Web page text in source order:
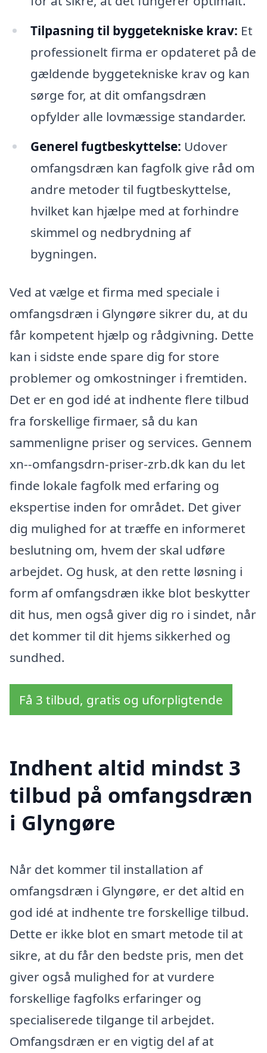
Tilpasning til byggetekniske krav: Et
professionelt firma er opdateret på de
gældende byggetekniske krav og kan
sørge for, at dit omfangsdræn
opfylder alle lovmæssige standarder.
Generel fugtbeskyttelse: Udover
omfangsdræn kan fagfolk give råd om
andre metoder til fugtbeskyttelse,
hvilket kan hjælpe med at forhindre
skimmel og nedbrydning af
bygningen.
Ved at vælge et firma med speciale i
omfangsdræn i Glyngøre sikrer du, at du
får kompetent hjælp og rådgivning. Dette
kan i sidste ende spare dig for store
problemer og omkostninger i fremtiden.
Det er en god idé at indhente flere tilbud
fra forskellige firmaer, så du kan
sammenligne priser og services. Gennem
xn--omfangsdrn-priser-zrb.dk kan du let
finde lokale fagfolk med erfaring og
ekspertise inden for området. Det giver
dig mulighed for at træffe en informeret
beslutning om, hvem der skal udføre
arbejdet. Og husk, at den rette løsning i
form af omfangsdræn ikke blot beskytter
dit hus, men også giver dig ro i sindet, når
det kommer til dit hjems sikkerhed og
sundhed.
Få 3 tilbud, gratis og uforpligtende
Indhent altid mindst 3
tilbud på omfangsdræn
i Glyngøre
Når det kommer til installation af
omfangsdræn i Glyngøre, er det altid en
god idé at indhente tre forskellige tilbud.
Dette er ikke blot en smart metode til at
sikre, at du får den bedste pris, men det
giver også mulighed for at vurdere
forskellige fagfolks erfaringer og
specialiserede tilgange til arbejdet.
Omfangsdræn er en vigtig del af at